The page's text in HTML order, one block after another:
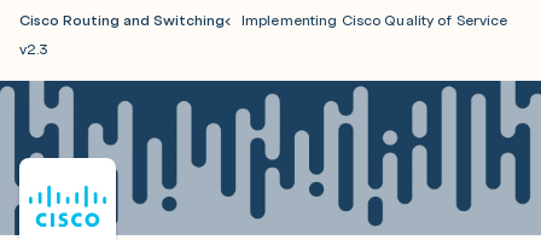
Cisco Routing and Switching
Implementing Cisco Quality of Service
v2.3